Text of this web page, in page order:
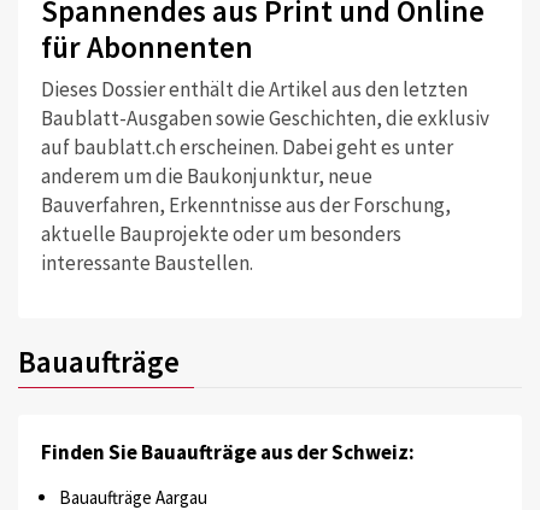
Spannendes aus Print und Online
für Abonnenten
Dieses Dossier enthält die Artikel aus den letzten
Baublatt-Ausgaben sowie Geschichten, die exklusiv
auf baublatt.ch erscheinen. Dabei geht es unter
anderem um die Baukonjunktur, neue
Bauverfahren, Erkenntnisse aus der Forschung,
aktuelle Bauprojekte oder um besonders
interessante Baustellen.
Bauaufträge
Finden Sie Bauaufträge aus der Schweiz:
Bauaufträge Aargau